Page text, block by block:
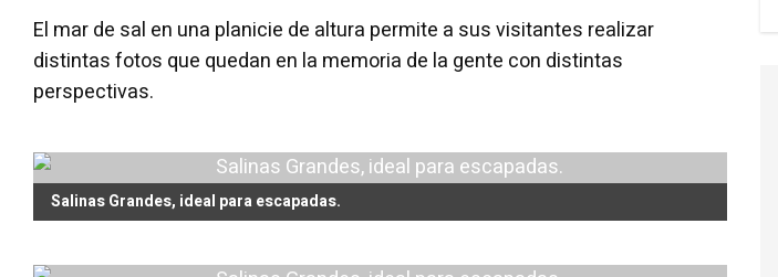
El mar de sal en una planicie de altura permite a sus visitantes realizar
distintas fotos que quedan en la memoria de la gente con distintas
perspectivas.
Salinas Grandes, ideal para escapadas.